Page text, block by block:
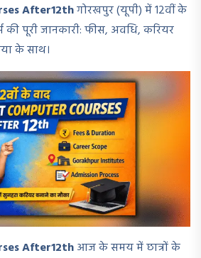
After12thगोरखपुर (यूपी) में 12वीं के
की पूरी जानकारी: फीस, अवधि, करियर
के साथ।
After12thआज के समय में छात्रों के